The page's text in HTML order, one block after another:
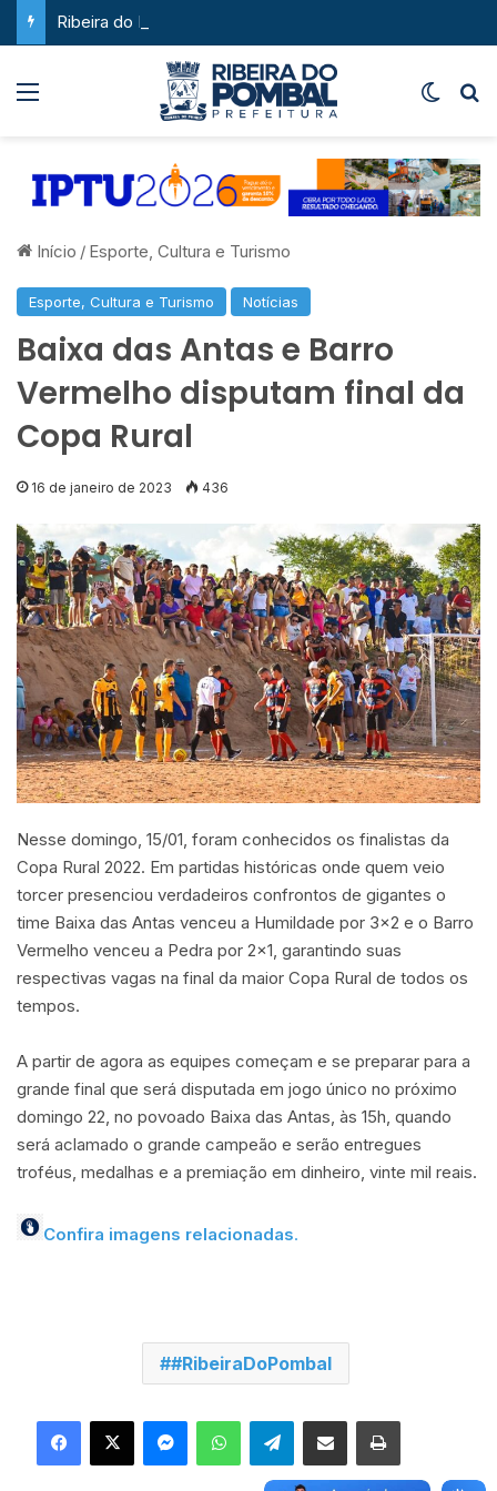
Início / Esporte, Cultura e Turismo
Esporte, Cultura e Turismo Notícias
Baixa das Antas e Barro
Vermelho disputam final da
Copa Rural
16 de janeiro de 2023 436
Nesse domingo, 15/01, foram conhecidos os finalistas da
Copa Rural 2022. Em partidas históricas onde quem veio
torcer presenciou verdadeiros confrontos de gigantes o
time Baixa das Antas venceu a Humildade por 3×2 e o Barro
Vermelho venceu a Pedra por 2×1, garantindo suas
respectivas vagas na final da maior Copa Rural de todos os
tempos.
A partir de agora as equipes começam e se preparar para a
grande final que será disputada em jogo único no próximo
domingo 22, no povoado Baixa das Antas, às 15h, quando
será aclamado o grande campeão e serão entregues
troféus, medalhas e a premiação em dinheiro, vinte mil reais.
Confira imagens relacionadas.
#RibeiraDoPombal
X WhatsApp Telegram